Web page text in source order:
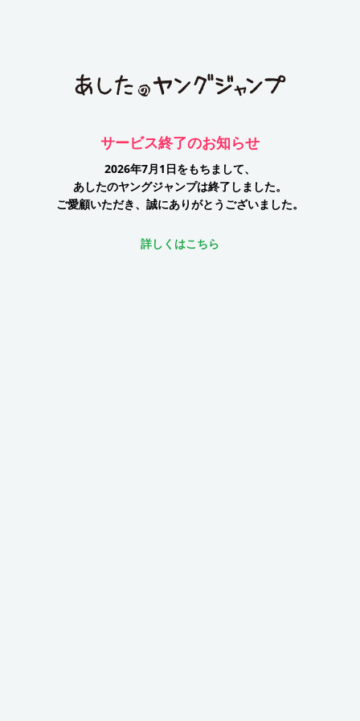
サービス終了のお知らせ
2026年7月1日をもちまして、
あしたのヤングジャンプは終了しました。
ご愛顧いただき、誠にありがとうございました。
詳しくはこちら